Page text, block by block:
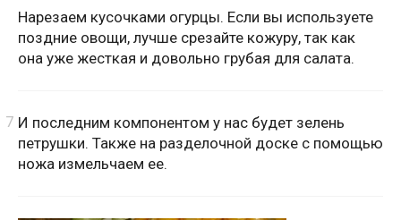
Нарезаем кусочками огурцы. Если вы используете
поздние овощи, лучше срезайте кожуру, так как
она уже жесткая и довольно грубая для салата.
И последним компонентом у нас будет зелень
петрушки. Также на разделочной доске с помощью
ножа измельчаем ее.